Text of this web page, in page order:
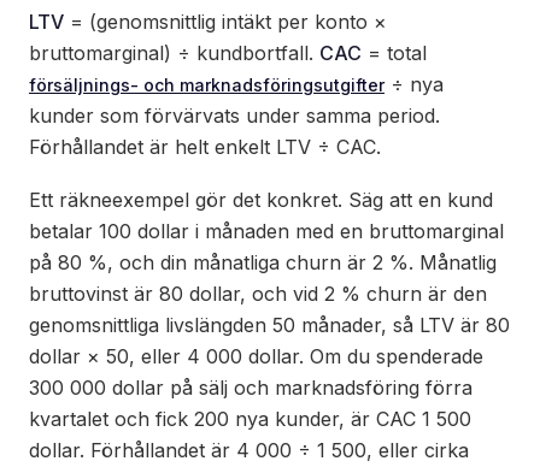
LTV = (genomsnittlig intäkt per konto ×
bruttomarginal) ÷ kundbortfall. CAC = total
försäljnings- och marknadsföringsutgifter÷ nya
kunder som förvärvats under samma period.
Förhållandet är helt enkelt LTV ÷ CAC.
Ett räkneexempel gör det konkret. Säg att en kund
betalar 100 dollar i månaden med en bruttomarginal
på 80 %, och din månatliga churn är 2 %. Månatlig
bruttovinst är 80 dollar, och vid 2 % churn är den
genomsnittliga livslängden 50 månader, så LTV är 80
dollar × 50, eller 4 000 dollar. Om du spenderade
300 000 dollar på sälj och marknadsföring förra
kvartalet och fick 200 nya kunder, är CAC 1 500
dollar. Förhållandet är 4 000 ÷ 1 500, eller cirka